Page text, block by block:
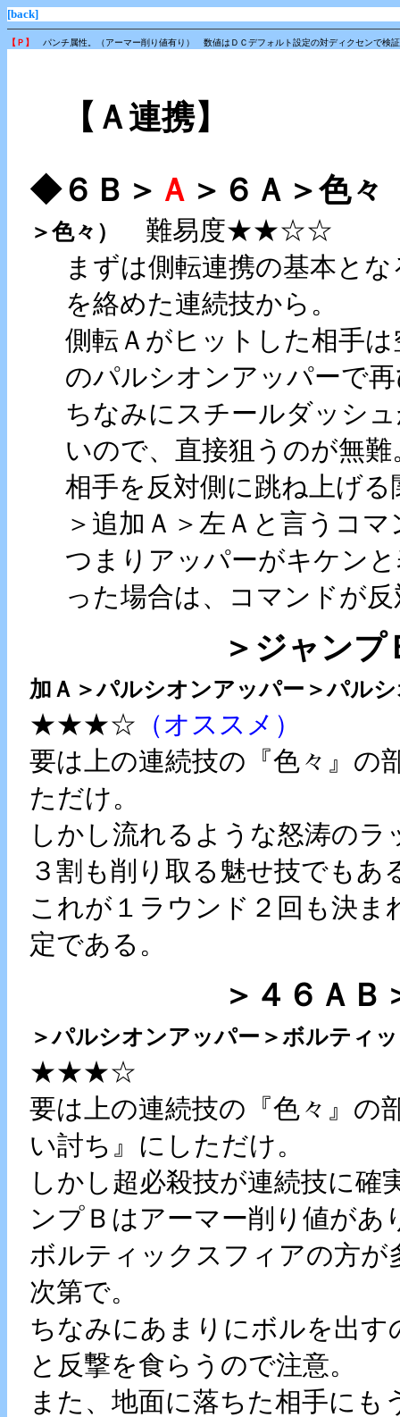
[back]
【Ｐ】 パンチ属性。（アーマー削り値有り） 数値はＤＣデフォルト設定の対ディクセ
【Ａ連携】
◆６Ｂ＞ Ａ ＞６Ａ＞色
＞色々）
難易度★★☆☆
まずは側転連携の基本と
を絡めた連続技から。
側転Ａがヒットした相手
のパルシオンアッパーで
ちなみにスチールダッシ
いので、直接狙うのが無難
相手を反対側に跳ね上げ
＞追加Ａ＞左Ａと言うコ
つまりアッパーがキケン
った場合は、コマンドが
＞ジャンプＢ＞
加Ａ＞パルシオンアッパー＞パル
★★★☆ （オススメ）
要は上の連続技の『色々』の
ただけ。
しかし流れるような怒涛の
３割も削り取る魅せ技でもあ
これが１ラウンド２回も決
定である。
＞４６ＡＢ＞
＞パルシオンアッパー＞ボルティ
★★★☆
要は上の連続技の『色々』の
い討ち』にしただけ。
しかし超必殺技が連続技に
ンプＢはアーマー削り値があ
ボルティックスフィアの方が
次第で。
ちなみにあまりにボルを出
と反撃を食らうので注意。
また、地面に落ちた相手にも